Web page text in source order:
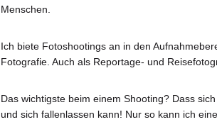
Menschen.
Ich biete Fotoshootings an in den
Fotografie. Auch als Reportage- und
Das wichtigste beim einem Shooting? Dass
und sich fallenlassen kann! Nur so kann ich